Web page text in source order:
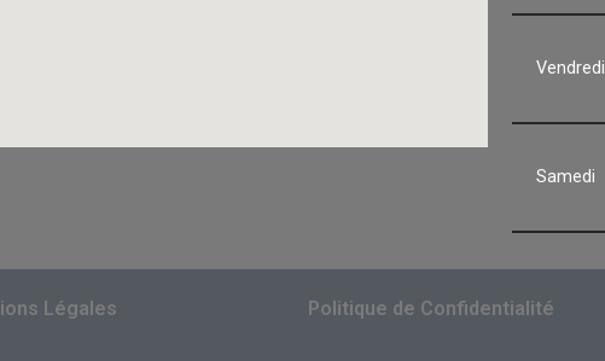
Vendredi
Samedi
Légales Politique de Confidentialité